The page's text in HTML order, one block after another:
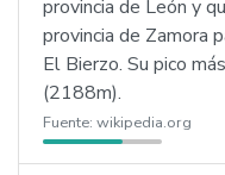
provincia de León y
provincia de Zamora
El Bierzo. Su pico
(2188m).
Fuente: wikipedia.org